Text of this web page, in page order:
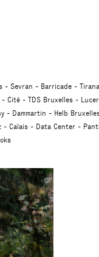
Sevran Barricade Tirana
Cité TDS Bruxelles
Dammartin Helb
Calais Data Center